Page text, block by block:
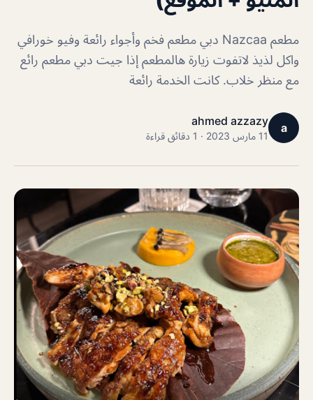
مطعم Nazcaa دبي ‏مطعم فخم وأجواء رائعة وفيو خورافي
واكل لذيذ لاتفوت زيارة هالمطعم إذا جيت دبي مطعم رائع
مع منظر خلاب. كانت الخدمة رائعة
a
ahmed azzazy
11 مارس 2023 · 1 دقائق قراءة